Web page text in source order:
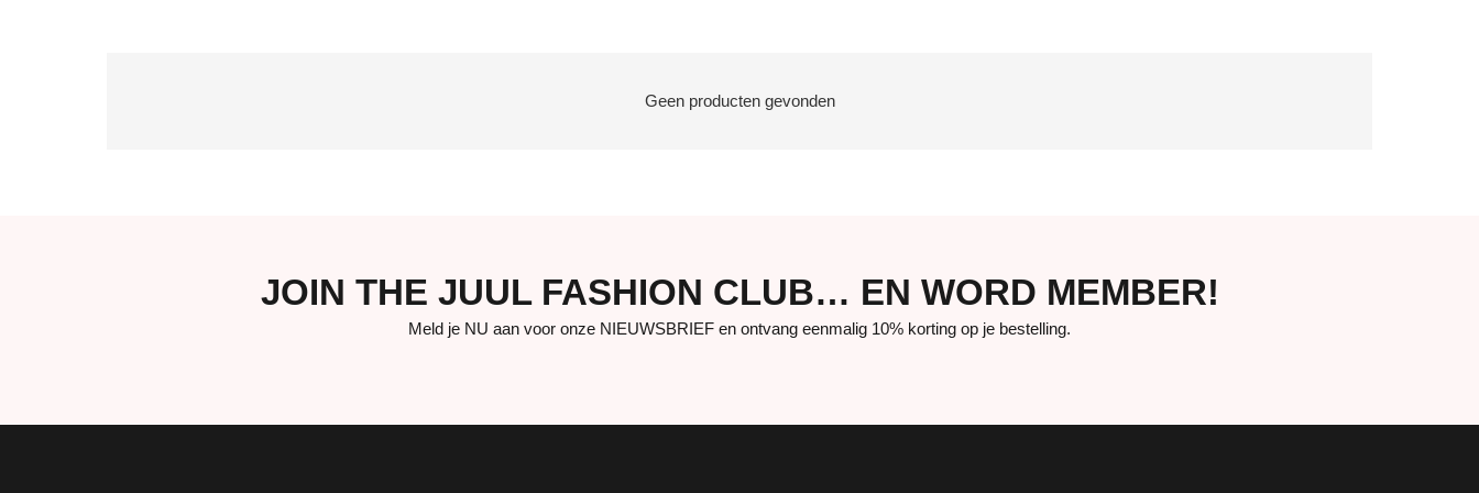
Geen producten gevonden
JOIN THE JUUL FASHION CLUB… EN WORD MEMBER!
Meld je NU aan voor onze NIEUWSBRIEF en ontvang eenmalig 10% korting op je bestelling.